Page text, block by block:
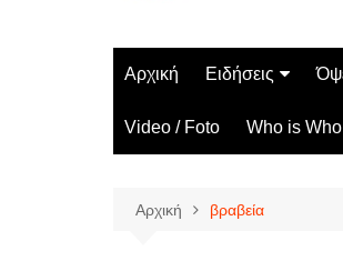
Αρχική Ειδήσεις
Ελλάδα
Διεθνή
Video / Foto Who is
Αρχική βραβεία